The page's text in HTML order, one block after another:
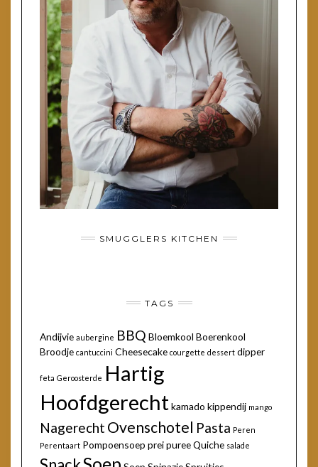
SMUGGLERS KITCHEN
TAGS
Andijvie aubergine BBQ Bloemkool Boerenkool
Broodje cantuccini Cheesecake courgette dessert dipper
feta Geroosterde Hartig
Hoofdgerecht kamado kippendij mango
Nagerecht Ovenschotel Pasta Peren
Perentaart Pompoensoep preipureeQuiche salade